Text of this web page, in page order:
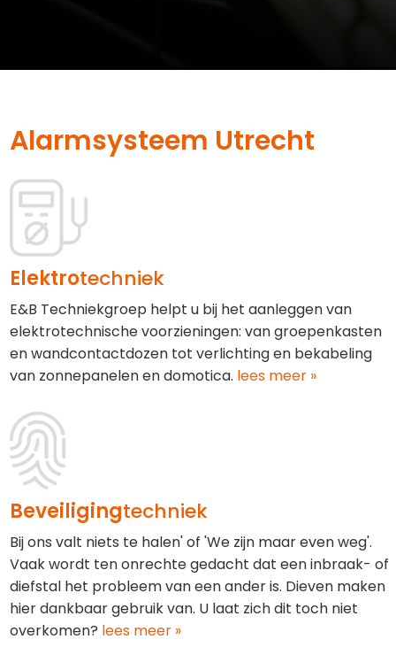
Alarmsysteem Utrecht
Elektrotechniek
E&B Techniekgroep helpt u bij het aanleggen van
elektrotechnische voorzieningen: van groepenkasten
en wandcontactdozen tot verlichting en bekabeling
van zonnepanelen en domotica. lees meer »
Beveiligingtechniek
Bij ons valt niets te halen' of 'We zijn maar even weg'.
Vaak wordt ten onrechte gedacht dat een inbraak- of
diefstal het probleem van een ander is. Dieven maken
hier dankbaar gebruik van. U laat zich dit toch niet
overkomen? lees meer »